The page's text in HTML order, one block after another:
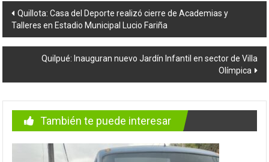
Navegación
de
entradas
Quillota: Casa del Deporte realizó cierre de Academias y
Talleres en Estadio Municipal Lucio Fariña
Quilpué: Inauguran nuevo Jardín Infantil en sector de Villa
Olímpica
También te puede interesar